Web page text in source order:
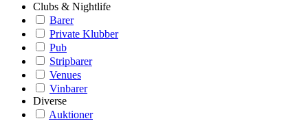
Clubs & Nightlife
Barer
Private Klubber
Pub
Stripbarer
Venues
Vinbarer
Diverse
Auktioner